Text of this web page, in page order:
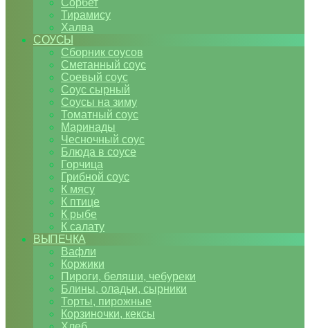
Сорбет
Тирамису
Халва
СОУСЫ
Сборник соусов
Сметанный соус
Соевый соус
Соус сырный
Соусы на зиму
Томатный соус
Маринады
Чесночный соус
Блюда в соусе
Горчица
Грибной соус
К мясу
К птице
К рыбе
К салату
ВЫПЕЧКА
Вафли
Коржики
Пироги, беляши, чебуреки
Блины, оладьи, сырники
Торты, пирожные
Корзиночки, кексы